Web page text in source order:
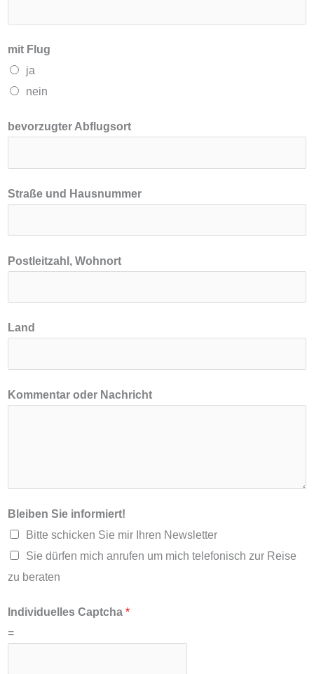
c
r
n
r
e
mit Flug
ja
nein
bevorzugter Abflugsort
Straße und Hausnummer
Postleitzahl, Wohnort
Land
Kommentar oder Nachricht
Bleiben Sie informiert!
Bitte schicken Sie mir Ihren Newsletter
Sie dürfen mich anrufen um mich telefonisch zur Reise
zu beraten
Individuelles Captcha *
=